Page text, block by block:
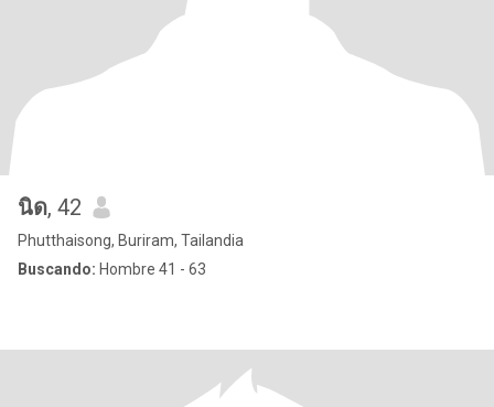
นิด, 42
Phutthaisong, Buriram, Tailandia
Buscando: Hombre 41 - 63